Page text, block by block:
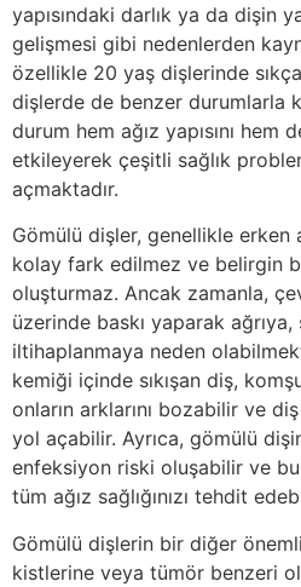
yapısındaki darlık ya da dişin
gelişmesi gibi nedenlerden
özellikle 20 yaş dişlerinde
dişlerde de benzer durumlarla
durum hem ağız yapısını hem
etkileyerek çeşitli sağlık
açmaktadır.
Gömülü dişler, genellikle erken
kolay fark edilmez ve belirgin
oluşturmaz. Ancak zamanla,
üzerinde baskı yaparak
iltihaplanmaya neden
kemiği içinde sıkışan diş,
onların arklarını bozabilir ve
yol açabilir. Ayrıca, gömülü
enfeksiyon riski oluşabilir ve
tüm ağız sağlığınızı tehdit
Gömülü dişlerin bir diğer
kistlerine veya tümör benzeri